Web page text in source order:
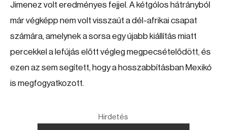
Jimenez volt eredményes fejjel. A kétgólos hátrányból
már végképp nem volt visszaút a dél-afrikai csapat
számára, amelynek a sorsa egy újabb kiállítás miatt
percekkel a lefújás előtt végleg megpecsételődött, és
ezen az sem segített, hogy a hosszabbításban Mexikó
is megfogyatkozott.
Hirdetés